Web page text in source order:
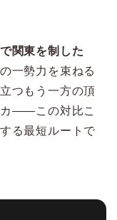
で関東を制した
一勢力を束ねる
つもう一方の頂
カ——この対比こ
る最短ルートで